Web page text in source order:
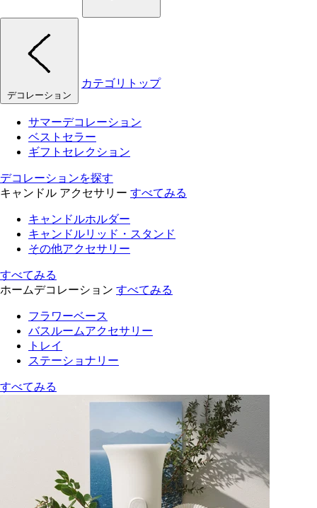
デコレーション
カテゴリトップ
サマーデコレーション
ベストセラー
ギフトセレクション
デコレーションを探す
キャンドル アクセサリー すべてみる
キャンドルホルダー
キャンドルリッド・スタンド
その他アクセサリー
すべてみる
ホームデコレーション すべてみる
フラワーベース
バスルームアクセサリー
トレイ
ステーショナリー
すべてみる